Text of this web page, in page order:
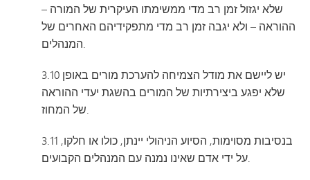
שלא יגזול זמן רב מדי ממשימתו העיקרית של המורה –
ההוראה – ולא יגבה זמן רב מדי מתפקידיהם האחרים של
המנהלים.
3.10 יש ליישם את מודל הצמיחה להערכת מורים באופן
שלא יפגע ביצירתיות של המורים בהשגת יעדי ההוראה
של המחוז.
3.11 בנסיבות מסוימות, הסיוע הניהולי יינתן, כולו או חלקו,
על ידי אדם שאינו נמנה עם המנהלים הקבועים.